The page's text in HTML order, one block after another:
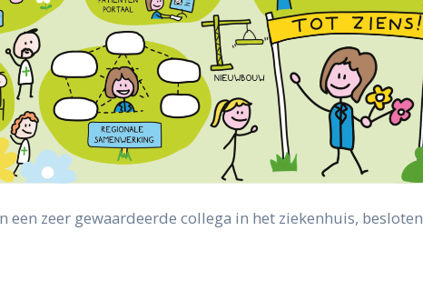
een zeer gewaardeerde collega in het ziekenhuis, besloten